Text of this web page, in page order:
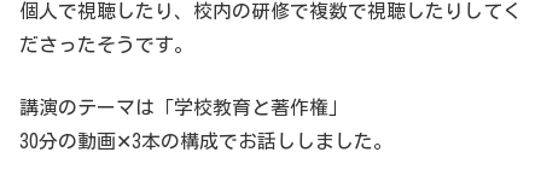
個人で視聴したり、校内の研修で複数で視聴したりしてく
ださったそうです。
講演のテーマは「学校教育と著作権」
30分の動画✕3本の構成でお話ししました。